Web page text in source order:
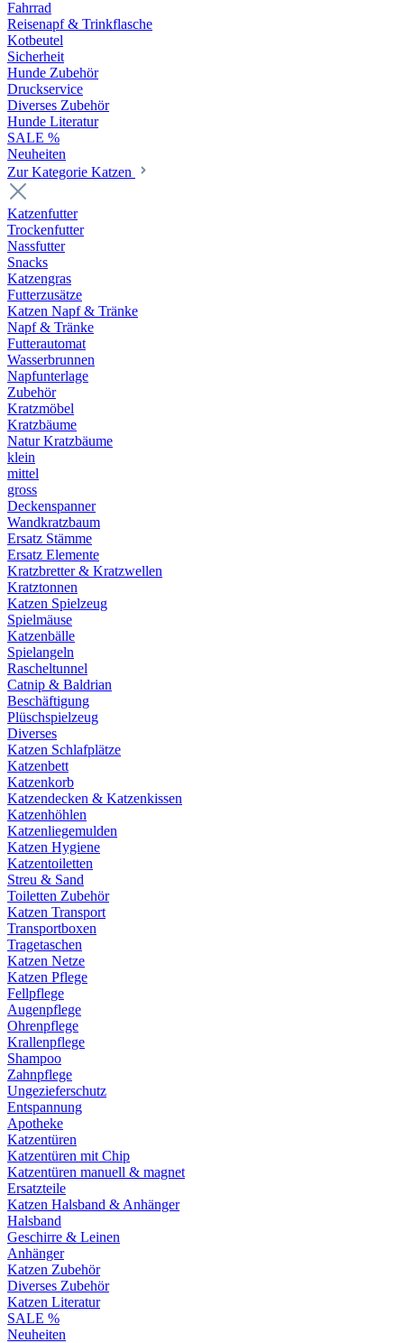
Fahrrad
Reisenapf & Trinkflasche
Kotbeutel
Sicherheit
Hunde Zubehör
Druckservice
Diverses Zubehör
Hunde Literatur
SALE %
Neuheiten
Zur Kategorie Katzen
Katzenfutter
Trockenfutter
Nassfutter
Snacks
Katzengras
Futterzusätze
Katzen Napf & Tränke
Napf & Tränke
Futterautomat
Wasserbrunnen
Napfunterlage
Zubehör
Kratzmöbel
Kratzbäume
Natur Kratzbäume
klein
mittel
gross
Deckenspanner
Wandkratzbaum
Ersatz Stämme
Ersatz Elemente
Kratzbretter & Kratzwellen
Kratztonnen
Katzen Spielzeug
Spielmäuse
Katzenbälle
Spielangeln
Rascheltunnel
Catnip & Baldrian
Beschäftigung
Plüschspielzeug
Diverses
Katzen Schlafplätze
Katzenbett
Katzenkorb
Katzendecken & Katzenkissen
Katzenhöhlen
Katzenliegemulden
Katzen Hygiene
Katzentoiletten
Streu & Sand
Toiletten Zubehör
Katzen Transport
Transportboxen
Tragetaschen
Katzen Netze
Katzen Pflege
Fellpflege
Augenpflege
Ohrenpflege
Krallenpflege
Shampoo
Zahnpflege
Ungezieferschutz
Entspannung
Apotheke
Katzentüren
Katzentüren mit Chip
Katzentüren manuell & magnet
Ersatzteile
Katzen Halsband & Anhänger
Halsband
Geschirre & Leinen
Anhänger
Katzen Zubehör
Diverses Zubehör
Katzen Literatur
SALE %
Neuheiten